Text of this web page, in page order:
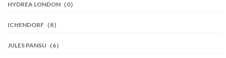
HYDREA LONDON（0）
ICHENDORF（8）
JULES PANSU（6）